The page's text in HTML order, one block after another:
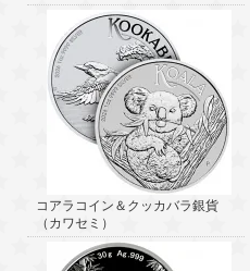
コアラコイン＆クッカバラ銀貨
（カワセミ）